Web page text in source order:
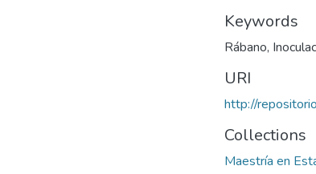
Keywords
Rábano,
URI
http://
Collections
Maestría en